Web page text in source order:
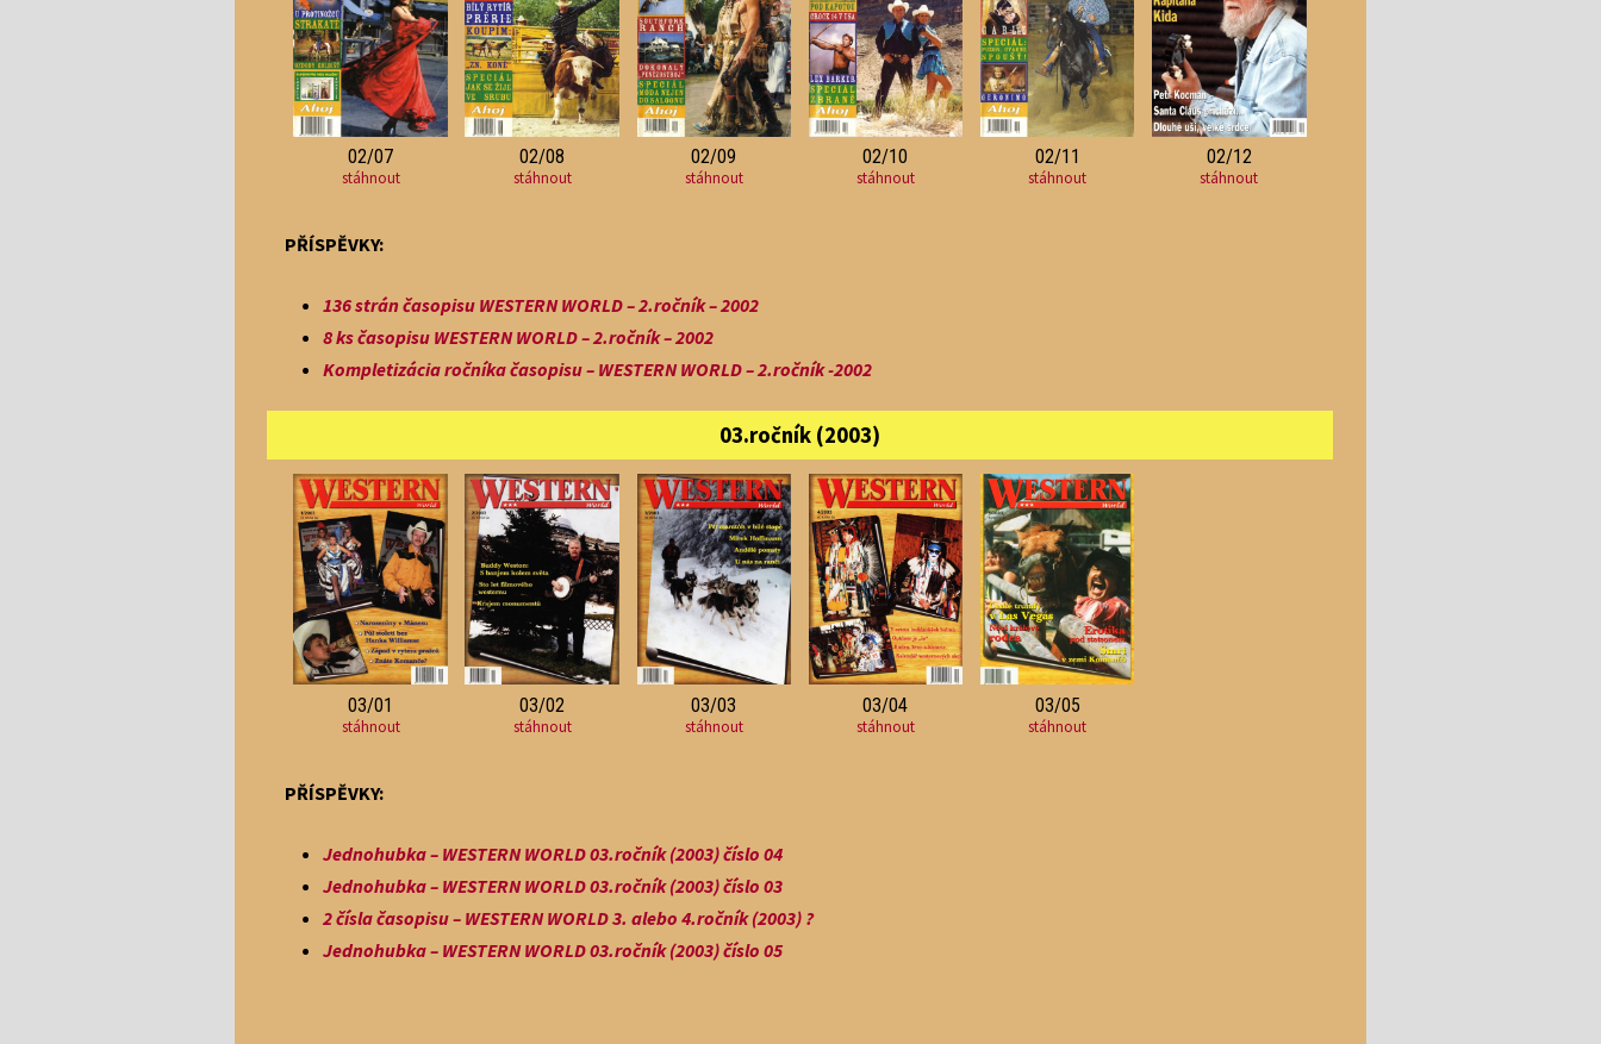
02/07
stáhnout
02/08
stáhnout
02/09
stáhnout
02/10
stáhnout
02/11
stáhnout
02/12
stáhnout
PŘÍSPĚVKY:
136 strán časopisu WESTERN WORLD – 2.ročník – 2002
8 ks časopisu WESTERN WORLD – 2.ročník – 2002
Kompletizácia ročníka časopisu – WESTERN WORLD – 2.ročník -2002
03.ročník (2003)
03/01
stáhnout
03/02
stáhnout
03/03
stáhnout
03/04
stáhnout
03/05
stáhnout
PŘÍSPĚVKY:
Jednohubka – WESTERN WORLD 03.ročník (2003) číslo 04
Jednohubka – WESTERN WORLD 03.ročník (2003) číslo 03
2 čísla časopisu – WESTERN WORLD 3. alebo 4.ročník (2003) ?
Jednohubka – WESTERN WORLD 03.ročník (2003) číslo 05